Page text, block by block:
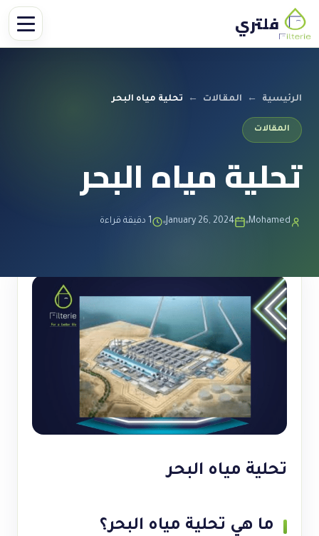
فلتري
الرئيسية ← المقالات ← تحلية مياه البحر
المقالات
تحلية مياه البحر
Mohamed
January 26, 2024 1 دقيقة قراءة
تحلية مياه البحر
ما هي تحلية مياه البحر؟